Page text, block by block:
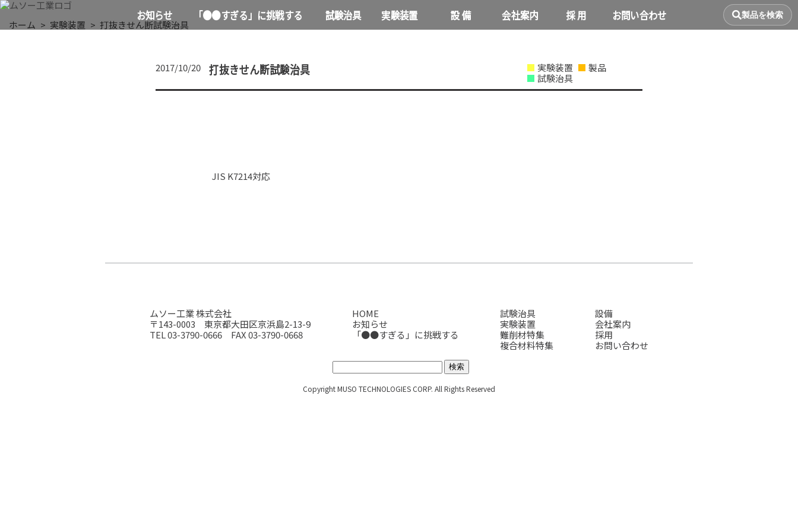
お知らせ 「●●すぎる」に挑戦する 試験治具 実験装置 設 備 会社案内 採 用 お問い合わせ 製品を検索
NEWS
ホーム 実験装置 打抜きせん断試験治具
2017/10/20 打抜きせん断試験治具 実験装置
製品
試験治具
JIS K7214対応
ムソー工業 株式会社
〒143-0003 東京都大田区京浜島2-13-9
TEL 03-3790-0666 FAX 03-3790-0668
HOME
お知らせ
「●●すぎる」に挑戦する
試験治具
実験装置
難削材特集
複合材料特集
設備
会社案内
採用
お問い合わせ
サイト内検索:
Copyright MUSO TECHNOLOGIES CORP. All Rights Reserved